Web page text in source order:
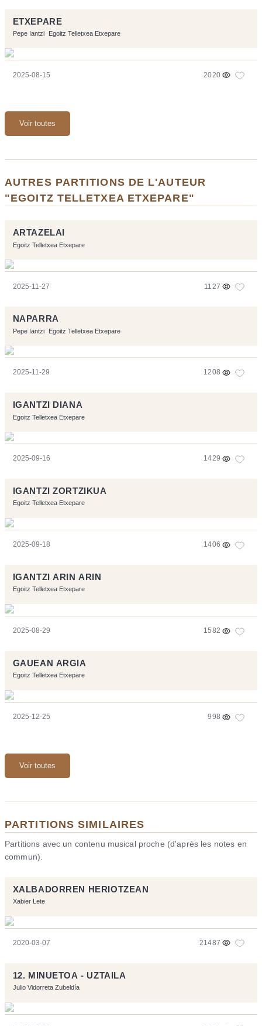
ETXEPARE
Pepe Iantzi Egoitz Telletxea Etxepare
2025-08-15 2020
Voir toutes
AUTRES PARTITIONS DE L'AUTEUR
"EGOITZ TELLETXEA ETXEPARE"
ARTAZELAI
Egoitz Telletxea Etxepare
2025-11-27 1127
NAPARRA
Pepe Iantzi Egoitz Telletxea Etxepare
2025-11-29 1208
IGANTZI DIANA
Egoitz Telletxea Etxepare
2025-09-16 1429
IGANTZI ZORTZIKUA
Egoitz Telletxea Etxepare
2025-09-18 1406
IGANTZI ARIN ARIN
Egoitz Telletxea Etxepare
2025-08-29 1582
GAUEAN ARGIA
Egoitz Telletxea Etxepare
2025-12-25 998
Voir toutes
PARTITIONS SIMILAIRES
Partitions avec un contenu musical proche (d'après les notes en
commun).
XALBADORREN HERIOTZEAN
Xabier Lete
2020-03-07 21487
12. MINUETOA - UZTAILA
Julio Vidorreta Zubeldía